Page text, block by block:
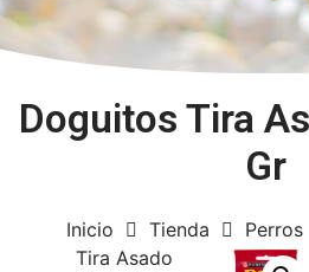
Doguitos Tira
Gr
Inicio Tienda Perros
Tira Asado